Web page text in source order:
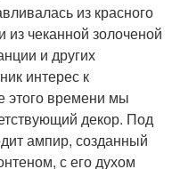
из красного
чеканной золоченой
и других
интерес к
этого времени мы
декор. Под
ампир, созданный
с его духом